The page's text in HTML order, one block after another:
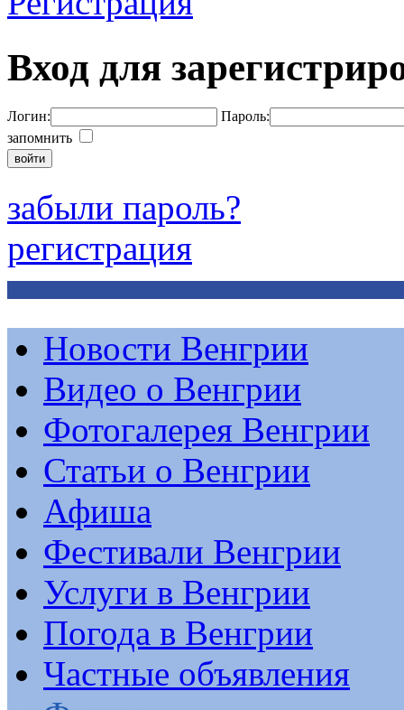
Вход для
Логин:
Пароль:
запомнить
забыли пароль?
регистрация
Новости Венгрии
Видео о Венгрии
Фотогалерея Венгрии
Статьи о Венгрии
Афиша
Фестивали Венгрии
Услуги в Венгрии
Погода в Венгрии
Частные объявления